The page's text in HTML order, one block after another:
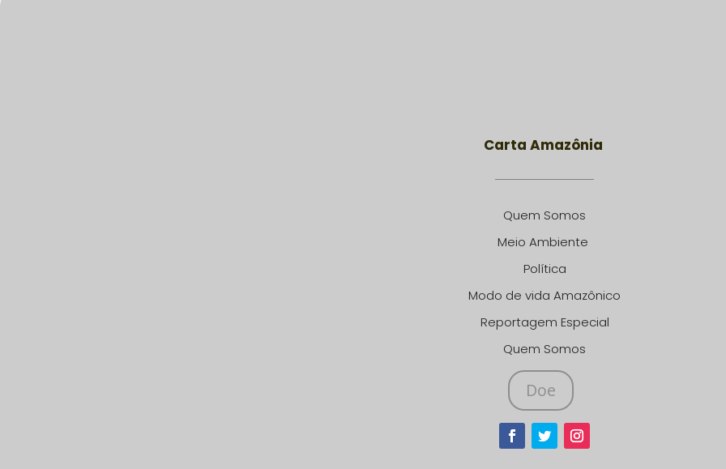
Carta Amazônia
Quem Somos
Meio Ambiente
Política
Modo de vida Amazônico
Reportagem Especial
Quem Somos
Doe